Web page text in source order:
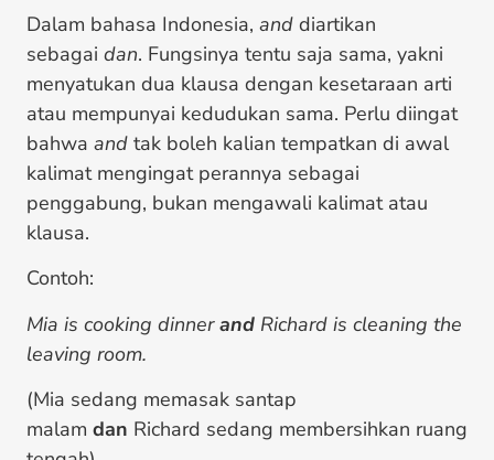
Dalam bahasa Indonesia, and diartikan
sebagai dan. Fungsinya tentu saja sama, yakni
menyatukan dua klausa dengan kesetaraan arti
atau mempunyai kedudukan sama. Perlu diingat
bahwa and tak boleh kalian tempatkan di awal
kalimat mengingat perannya sebagai
penggabung, bukan mengawali kalimat atau
klausa.
Contoh:
Mia is cooking dinnerand Richard is cleaning the
leaving room.
(Mia sedang memasak santap
malam dan Richard sedang membersihkan ruang